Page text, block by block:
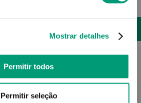
Mostrar detalhes
Permitir todos
Permitir seleção